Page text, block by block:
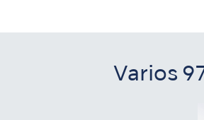
Varios